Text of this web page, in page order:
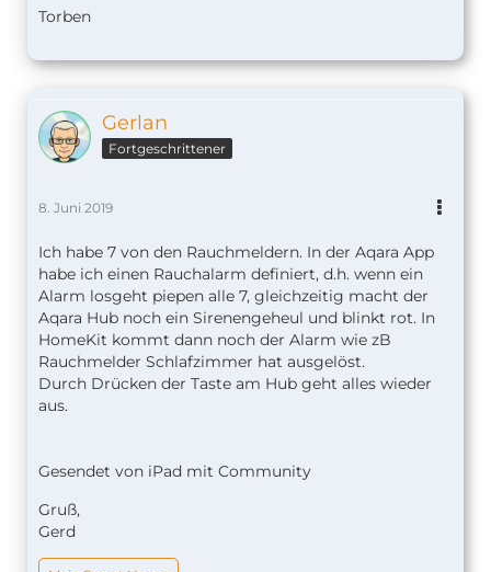
Torben
Gerlan
Fortgeschrittener
8. Juni 2019
Ich habe 7 von den Rauchmeldern. In der Aqara App
habe ich einen Rauchalarm definiert, d.h. wenn ein
Alarm losgeht piepen alle 7, gleichzeitig macht der
Aqara Hub noch ein Sirenengeheul und blinkt rot. In
HomeKit kommt dann noch der Alarm wie zB
Rauchmelder Schlafzimmer hat ausgelöst.
Durch Drücken der Taste am Hub geht alles wieder
aus.
Gesendet von iPad mit Community
Gruß,
Gerd